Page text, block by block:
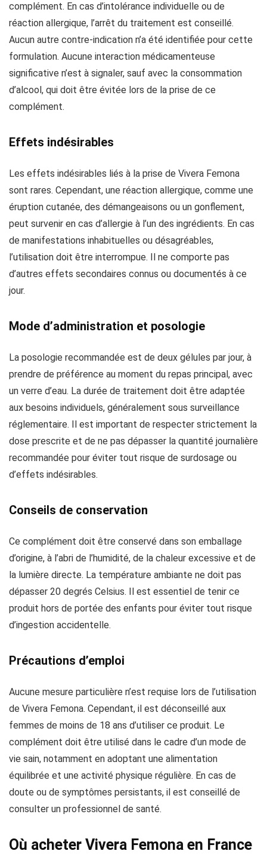
complément. En cas d’intolérance individuelle ou de
réaction allergique, l’arrêt du traitement est conseillé.
Aucun autre contre-indication n’a été identifiée pour cette
formulation. Aucune interaction médicamenteuse
significative n’est à signaler, sauf avec la consommation
d’alcool, qui doit être évitée lors de la prise de ce
complément.
Effets indésirables
Les effets indésirables liés à la prise de Vivera Femona
sont rares. Cependant, une réaction allergique, comme une
éruption cutanée, des démangeaisons ou un gonflement,
peut survenir en cas d’allergie à l’un des ingrédients. En cas
de manifestations inhabituelles ou désagréables,
l’utilisation doit être interrompue. Il ne comporte pas
d’autres effets secondaires connus ou documentés à ce
jour.
Mode d’administration et posologie
La posologie recommandée est de deux gélules par jour, à
prendre de préférence au moment du repas principal, avec
un verre d’eau. La durée de traitement doit être adaptée
aux besoins individuels, généralement sous surveillance
réglementaire. Il est important de respecter strictement la
dose prescrite et de ne pas dépasser la quantité journalière
recommandée pour éviter tout risque de surdosage ou
d’effets indésirables.
Conseils de conservation
Ce complément doit être conservé dans son emballage
d’origine, à l’abri de l’humidité, de la chaleur excessive et de
la lumière directe. La température ambiante ne doit pas
dépasser 20 degrés Celsius. Il est essentiel de tenir ce
produit hors de portée des enfants pour éviter tout risque
d’ingestion accidentelle.
Précautions d’emploi
Aucune mesure particulière n’est requise lors de l’utilisation
de Vivera Femona. Cependant, il est déconseillé aux
femmes de moins de 18 ans d’utiliser ce produit. Le
complément doit être utilisé dans le cadre d’un mode de
vie sain, notamment en adoptant une alimentation
équilibrée et une activité physique régulière. En cas de
doute ou de symptômes persistants, il est conseillé de
consulter un professionnel de santé.
Où acheter Vivera Femona en France